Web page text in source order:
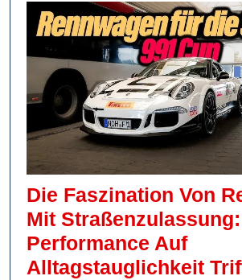
Die Faszination Von
Mit
Performance Auf
Alltagstauglichkeit